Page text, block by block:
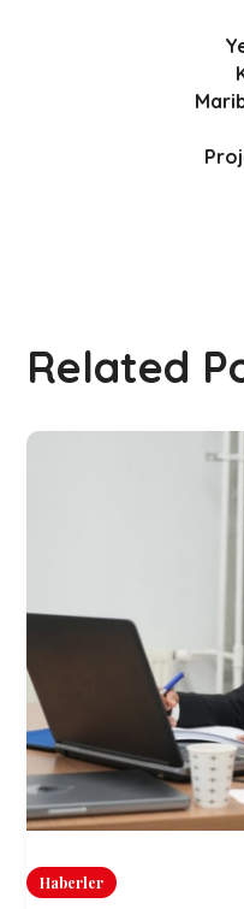
Related
Haberler